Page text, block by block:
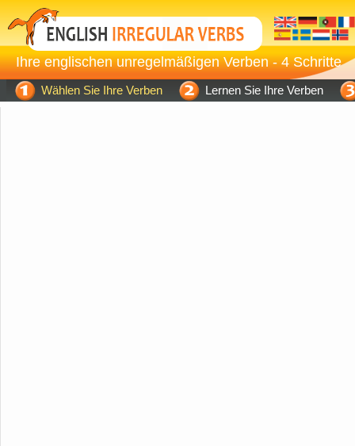
Ihre englischen unregelmäßigen Verben - 4 Schritte
Wählen Sie Ihre Verben Lernen Sie Ihre Verben